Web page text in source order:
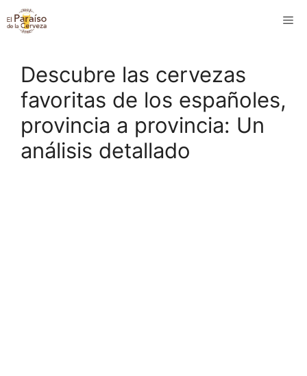
Saltar
al
Descubre las cervezas
favoritas de los españoles,
provincia a provincia: Un
análisis detallado